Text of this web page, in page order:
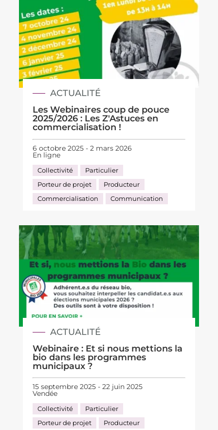
ACTUALITÉ
Les Webinaires coup de pouce
2025/2026 : Les Z'Astuces en
commercialisation !
6 octobre 2025 - 2 mars 2026
En ligne
Collectivité
Particulier
Porteur de projet
Producteur
Commercialisation
Communication
ACTUALITÉ
Webinaire : Et si nous mettions la
bio dans les programmes
municipaux ?
15 septembre 2025 - 22 juin 2025
Vendée
Collectivité
Particulier
Porteur de projet
Producteur